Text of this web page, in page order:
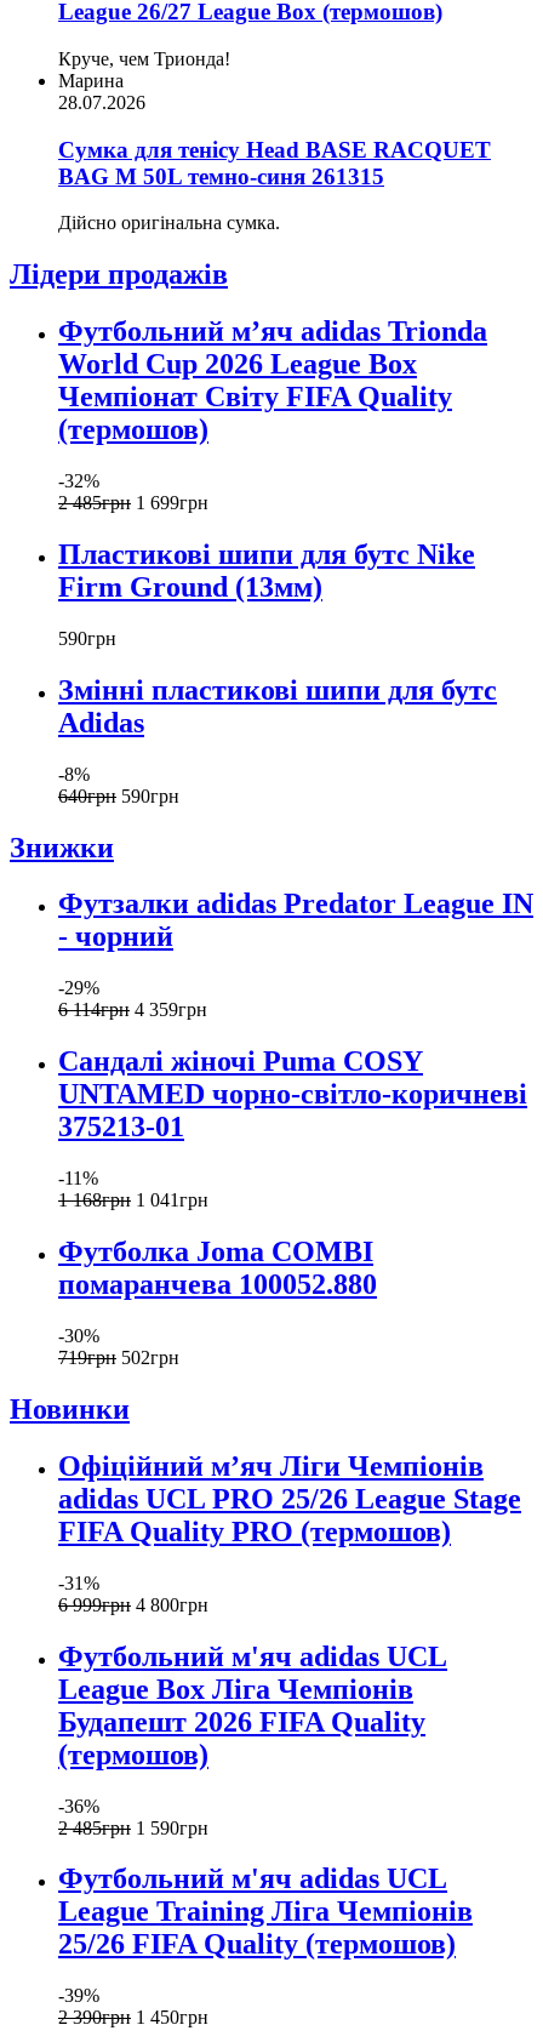
League 26/27 League Box (термошов)
Круче, чем Трионда!
Марина
28.07.2026
Сумка для тенісу Head BASE RACQUET
BAG M 50L темно-синя 261315
Дійсно оригінальна сумка.
Лідери продажів
Футбольний м’яч adidas Trionda
World Cup 2026 League Box
Чемпіонат Світу FIFA Quality
(термошов)
-32%
2 485грн 1 699грн
Пластикові шипи для бутс Nike
Firm Ground (13мм)
590грн
Змінні пластикові шипи для бутс
Adidas
-8%
640грн 590грн
Знижки
Футзалки adidas Predator League IN
- чорний
-29%
6 114грн 4 359грн
Сандалі жіночі Puma COSY
UNTAMED чорно-світло-коричневі
375213-01
-11%
1 168грн 1 041грн
Футболка Joma COMBI
помаранчева 100052.880
-30%
719грн 502грн
Новинки
Офіційний мʼяч Ліги Чемпіонів
adidas UCL PRO 25/26 League Stage
FIFA Quality PRO (термошов)
-31%
6 999грн 4 800грн
Футбольний м'яч adidas UCL
League Box Ліга Чемпіонів
Будапешт 2026 FIFA Quality
(термошов)
-36%
2 485грн 1 590грн
Футбольний м'яч adidas UCL
League Training Ліга Чемпіонів
25/26 FIFA Quality (термошов)
-39%
2 390грн 1 450грн